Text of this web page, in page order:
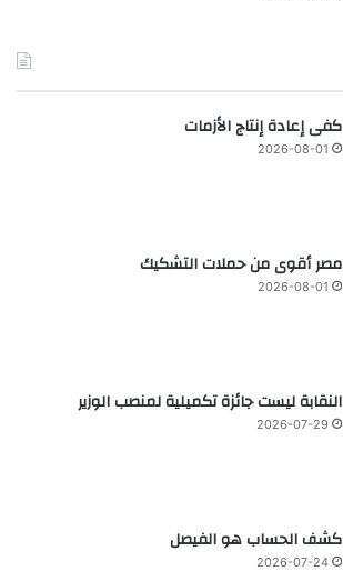
كفى إعادة إنتاج الأزمات
2026-08-01
مصر أقوى من حملات التشكيك
2026-08-01
النقابة ليست جائزة تكميلية لمنصب الوزير
2026-07-29
كشف الحساب هو الفيصل
2026-07-24